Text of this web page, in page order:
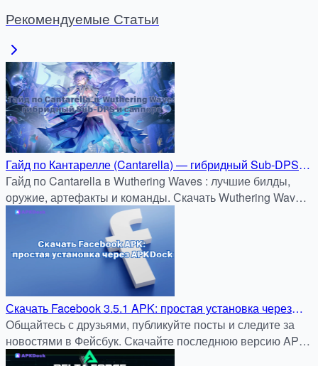
Рекомендуемые Статьи
Гайд по Кантарелле (Cantarella) — гибридный Sub-DPS и
саппорт в Wuthering Waves
Гайд по Cantarella в Wuthering Waves : лучшие билды,
оружие, артефакты и команды. Скачать Wuthering Waves
APK бесплатно на APKDock.
Скачать Facebook 3.5.1 APK: простая установка через
APKDock
Общайтесь с друзьями, публикуйте посты и следите за
новостями в Фейсбук. Скачайте последнюю версию APK
для Android без Play Маркета — только на apkdock.com.